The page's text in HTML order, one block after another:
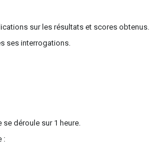
sur les résultats et scores obtenus.
ses interrogations.
déroule sur 1 heure.
: